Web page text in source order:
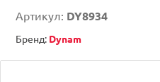
Артикул: DY8934
Бренд: Dynam